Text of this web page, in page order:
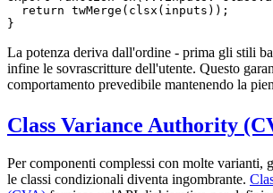
  return
twMerge ( clsx (inputs));
}
La potenza deriva dall'ordine - prima gli stili
infine le sovrascritture dell'utente. Questo
comportamento prevedibile mantenendo la
Class Variance Authority
Per componenti complessi con molte varianti,
le classi condizionali diventa ingombrante.